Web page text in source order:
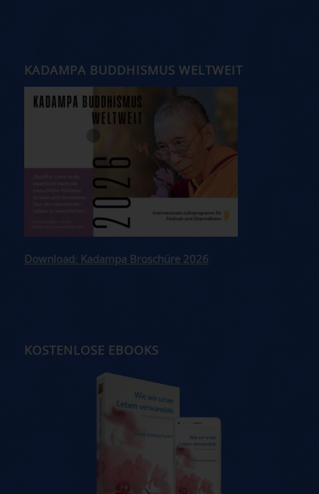
KADAMPA BUDDHISMUS WELTWEIT
Download: Kadampa Broschüre 2026
KOSTENLOSE EBOOKS